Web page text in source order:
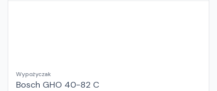
Wypożyczak
Bosch GHO 40-82 C